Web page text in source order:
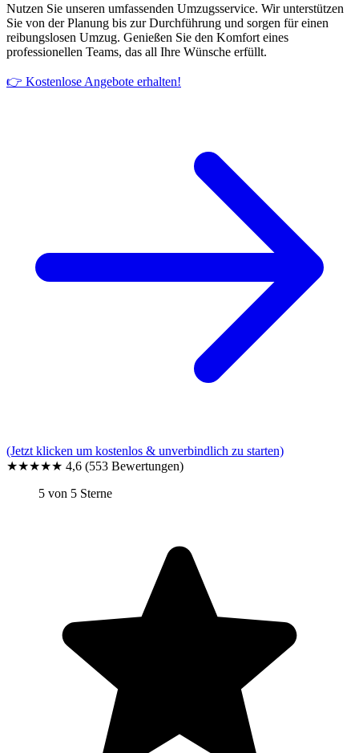
Nutzen Sie unseren umfassenden Umzugsservice. Wir unterstützen
Sie von der Planung bis zur Durchführung und sorgen für einen
reibungslosen Umzug. Genießen Sie den Komfort eines
professionellen Teams, das all Ihre Wünsche erfüllt.
👉 Kostenlose Angebote erhalten!
(Jetzt klicken um kostenlos & unverbindlich zu starten)
★★★★★ 4,6 (553 Bewertungen)
5 von 5 Sterne